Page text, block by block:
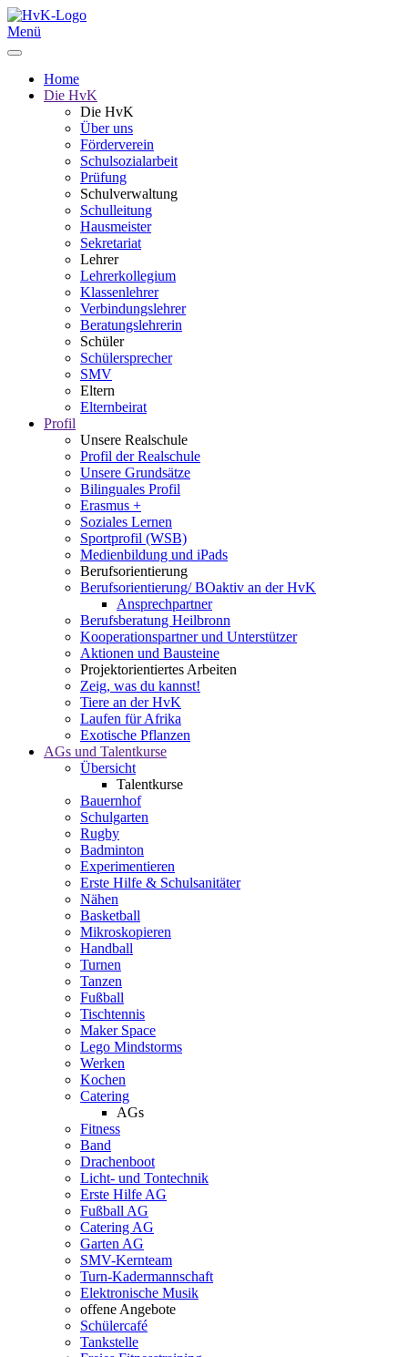
Menü
Home
Die HvK
Die HvK
Über uns
Förderverein
Schulsozialarbeit
Prüfung
Schulverwaltung
Schulleitung
Hausmeister
Sekretariat
Lehrer
Lehrerkollegium
Klassenlehrer
Verbindungslehrer
Beratungslehrerin
Schüler
Schülersprecher
SMV
Eltern
Elternbeirat
Profil
Unsere Realschule
Profil der Realschule
Unsere Grundsätze
Bilinguales Profil
Erasmus +
Soziales Lernen
Sportprofil (WSB)
Medienbildung und iPads
Berufsorientierung
Berufsorientierung/ BOaktiv an der HvK
Ansprechpartner
Berufsberatung Heilbronn
Kooperationspartner und Unterstützer
Aktionen und Bausteine
Projektorientiertes Arbeiten
Zeig, was du kannst!
Tiere an der HvK
Laufen für Afrika
Exotische Pflanzen
AGs und Talentkurse
Übersicht
Talentkurse
Bauernhof
Schulgarten
Rugby
Badminton
Experimentieren
Erste Hilfe & Schulsanitäter
Nähen
Basketball
Mikroskopieren
Handball
Turnen
Tanzen
Fußball
Tischtennis
Maker Space
Lego Mindstorms
Werken
Kochen
Catering
AGs
Fitness
Band
Drachenboot
Licht- und Tontechnik
Erste Hilfe AG
Fußball AG
Catering AG
Garten AG
SMV-Kernteam
Turn-Kadermannschaft
Elektronische Musik
offene Angebote
Schülercafé
Tankstelle